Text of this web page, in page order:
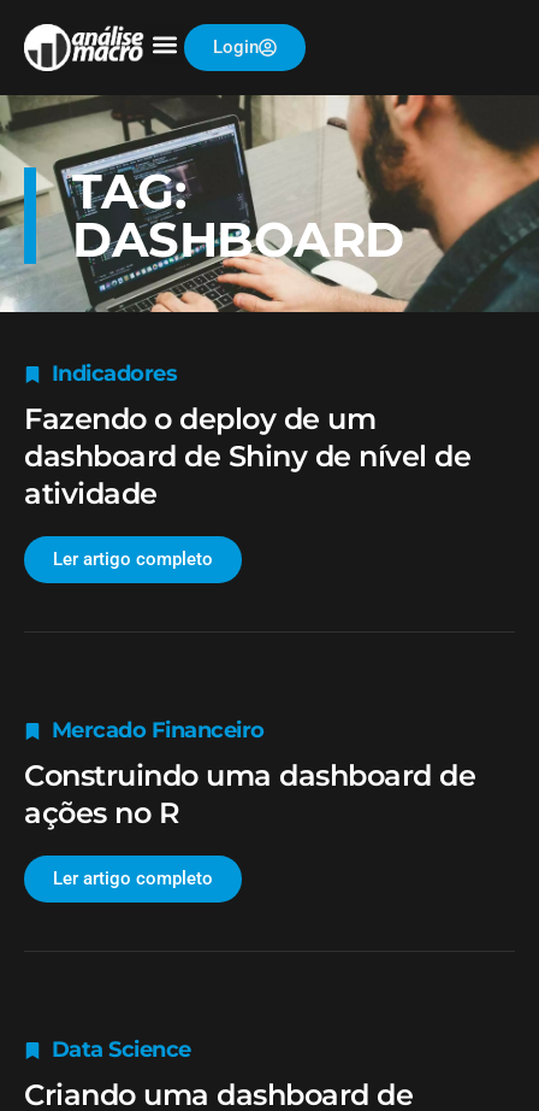
Login
TAG:
DASHBOARD
Indicadores
Fazendo o deploy de um
dashboard de Shiny de nível de
atividade
Ler artigo completo
Mercado Financeiro
Construindo uma dashboard de
ações no R
Ler artigo completo
Data Science
Criando uma dashboard de